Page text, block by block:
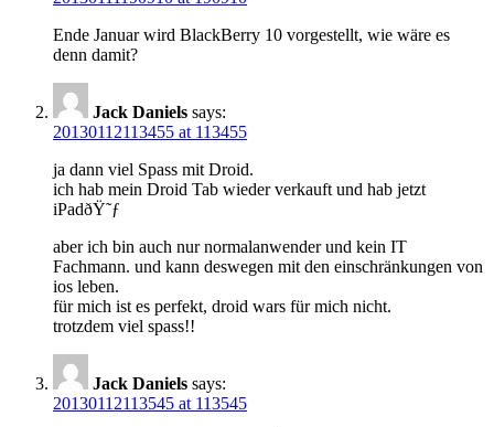
Ende Januar wird BlackBerry 10 vorgestellt, wie wäre es
denn damit?
Jack Daniels says:
20130112113455 at 113455
ja dann viel Spass mit Droid.
ich hab mein Droid Tab wieder verkauft und hab jetzt
iPadðŸ˜ƒ
aber ich bin auch nur normalanwender und kein IT
Fachmann. und kann deswegen mit den einschränkungen von
ios leben.
für mich ist es perfekt, droid wars für mich nicht.
trotzdem viel spass!!
Jack Daniels says:
20130112113545 at 113545